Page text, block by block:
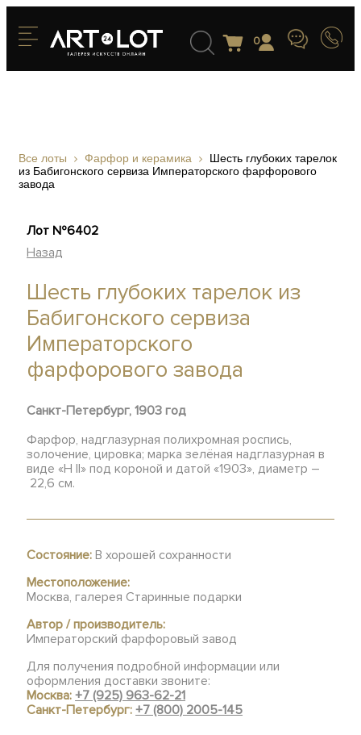
0
Все лоты Фарфор и керамика
Шесть глубоких тарелок
из Бабигонского сервиза Императорского фарфорового
завода
Лот №6402
Назад
Шесть глубоких тарелок из
Бабигонского сервиза
Императорского
фарфорового завода
Санкт-Петербург, 1903 год
Фарфор, надглазурная полихромная роспись,
золочение, цировка; марка зелёная надглазурная в
виде «Н II» под короной и датой «1903», диаметр –
22,6 см.
Состояние: В хорошей сохранности
Местоположение:
Москва, галерея Старинные подарки
Автор / производитель:
Императорский фарфоровый завод
Для получения подробной информации или
оформления доставки звоните:
Москва:+7 (925) 963-62-21
Санкт-Петербург:+7 (800) 2005-145